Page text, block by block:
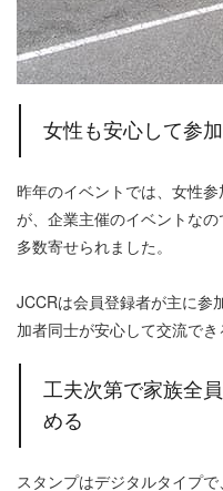
女性も安心して参
昨年のイベントでは、女性
が、企業主催のイベントな
多数寄せられました。
JCCRは会員登録者が主に参
加者同士が安心して交流でき
工夫次第で家族全
める
スタンプはデジタルタイプ